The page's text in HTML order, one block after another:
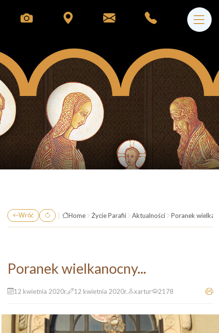
Wróć | Home Życie Parafii Aktualności Poranek
Poranek wielkanocny...
12 kwietnia 2020r. 12 kwietnia 2020r. xartur 2178